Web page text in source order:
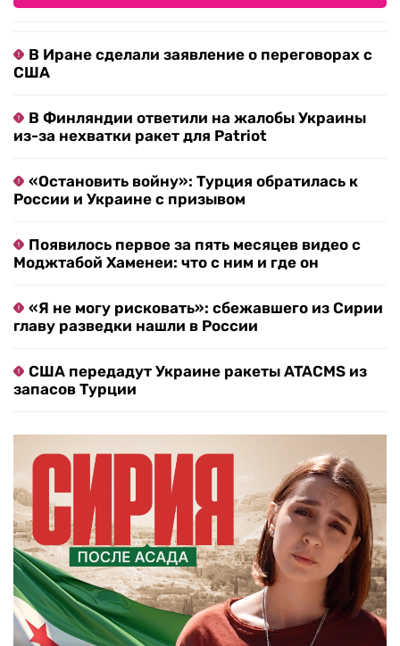
В Иране сделали заявление о переговорах с
США
В Финляндии ответили на жалобы Украины
из-за нехватки ракет для Patriot
«Остановить войну»: Турция обратилась к
России и Украине с призывом
Появилось первое за пять месяцев видео с
Моджтабой Хаменеи: что с ним и где он
«Я не могу рисковать»: сбежавшего из Сирии
главу разведки нашли в России
США передадут Украине ракеты ATACMS из
запасов Турции